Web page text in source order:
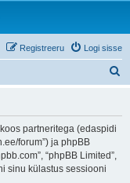
Logi sisse
Registreeru
partneritega (edaspidi
forum”) ja phpBB
“phpBB Limited”,
sinu külastus sessiooni